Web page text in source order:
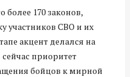
более 170 законов,
участников СВО и их
акцент делался на
приоритет
бойцов к мирной